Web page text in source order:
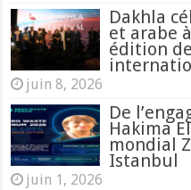
Dakhla
et arabe
édition
juin 8, 2026
De
Hakima
mondial
Istanbul
juin 1, 2026